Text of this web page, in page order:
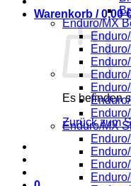
Warenkorb /0,00
Es befinden
Zurück zum
Enduro/MX
Enduro/MX